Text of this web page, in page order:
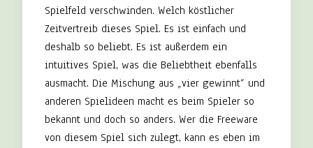
Spielfeld verschwinden. Welch köstlicher
Zeitvertreib dieses Spiel. Es ist einfach und
deshalb so beliebt. Es ist außerdem ein
intuitives Spiel, was die Beliebtheit ebenfalls
ausmacht. Die Mischung aus „vier gewinnt“ und
anderen Spielideen macht es beim Spieler so
bekannt und doch so anders. Wer die Freeware
von diesem Spiel sich zulegt, kann es eben im